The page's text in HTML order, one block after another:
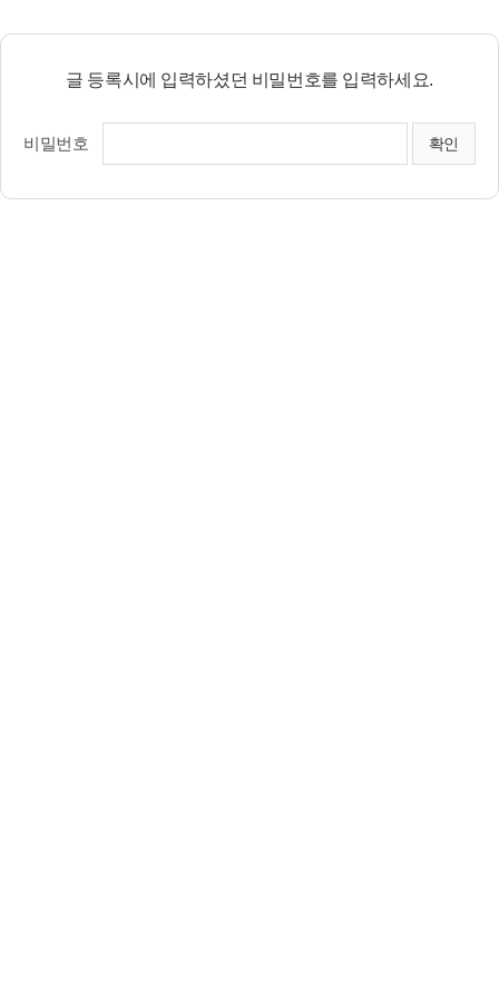
글 등록시에 입력하셨던 비밀번호를 입력하세요.
비밀번호